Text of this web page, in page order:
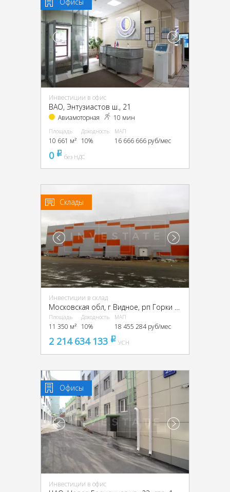
Инвестиции в офис
ВАО, Энтузиастов ш., 21
Авиамоторная 10 мин
Площадь
10 661 м²
Доходность
10%
МАП
16 666 666 руб/мес
0 pуббез НДС
Склады
Инвестиции в склад
Московская обл, г Видное, рп Горки Ленинские, Промзона Технопарк улица Восточная, Московская обл., промзона Технопарк, Восточная ул.
Площадь
11 350 м²
Доходность
10%
МАП
18 455 284 руб/мес
2 214 634 133 pуб
УСН
Офисы
Инвестиции в офис